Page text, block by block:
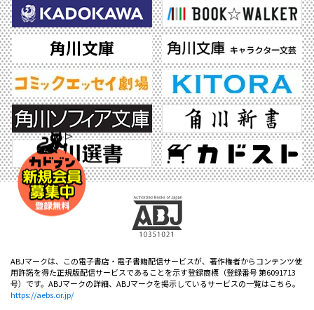
ABJマークは、この電子書店・電子書籍配信サービスが、著作権者からコンテンツ使
用許諾を得た正規版配信サービスであることを示す登録商標（登録番号 第6091713
号）です。ABJマークの詳細、ABJマークを掲示しているサービスの一覧はこちら。
https://aebs.or.jp/